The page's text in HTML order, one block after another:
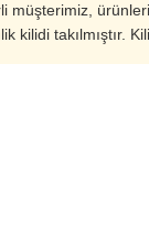
müşterimiz,
kilidi takılmıştır.